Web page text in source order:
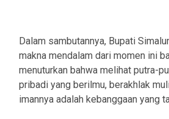
Dalam sambutannya, Bupati
makna mendalam dari momen ini
menuturkan bahwa melihat putra-
pribadi yang berilmu, berakhlak
imannya adalah kebanggaan yang